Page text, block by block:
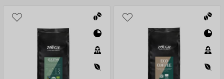
med en stark tradition av kvalitet och innovation. Deras
engagemang för hållbarhet, både i termer av
miljömässiga och sociala aspekter, gör dem till ett
föredöme inom kaffeindustrin. Zoégas historia och filosofi,
tillsammans med deras kärlek till kaffe, fortsätter att